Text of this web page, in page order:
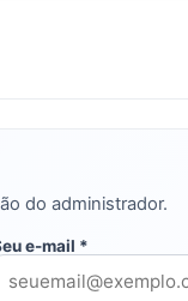
do administrador.
e-mail *